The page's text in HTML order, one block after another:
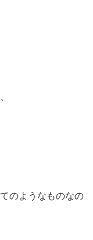
のようなものなの